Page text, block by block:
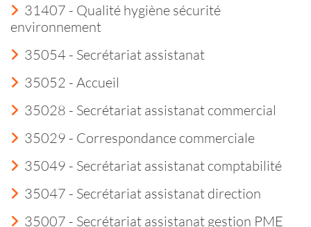
31407 - Qualité hygiène sécurité
environnement
35054 - Secrétariat assistanat
35052 - Accueil
35028 - Secrétariat assistanat commercial
35029 - Correspondance commerciale
35049 - Secrétariat assistanat comptabilité
35047 - Secrétariat assistanat direction
35007 - Secrétariat assistanat gestion PME